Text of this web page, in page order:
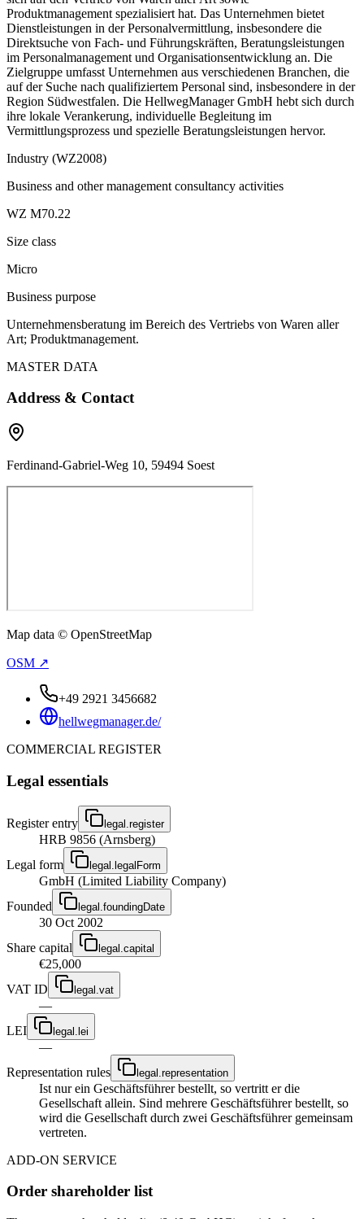
Produktmanagement spezialisiert hat. Das Unternehmen bietet
Dienstleistungen in der Personalvermittlung, insbesondere die
Direktsuche von Fach- und Führungskräften, Beratungsleistungen
im Personalmanagement und Organisationsentwicklung an. Die
Zielgruppe umfasst Unternehmen aus verschiedenen Branchen, die
auf der Suche nach qualifiziertem Personal sind, insbesondere in der
Region Südwestfalen. Die HellwegManager GmbH hebt sich durch
ihre lokale Verankerung, individuelle Begleitung im
Vermittlungsprozess und spezielle Beratungsleistungen hervor.
Industry (WZ2008)
Business and other management consultancy activities
WZ M70.22
Size class
Micro
Business purpose
Unternehmensberatung im Bereich des Vertriebs von Waren aller
Art; Produktmanagement.
MASTER DATA
Address & Contact
Ferdinand-Gabriel-Weg 10, 59494 Soest
Map data © OpenStreetMap
OSM ↗
+49 2921 3456682
hellwegmanager.de/
COMMERCIAL REGISTER
Legal essentials
Register entry legal.register
HRB 9856 (Arnsberg)
Legal form
legal.legalForm
GmbH (Limited Liability Company)
Founded
legal.foundingDate
30 Oct 2002
Share capital
legal.capital
€25,000
VAT ID
legal.vat
—
LEI
legal.lei
—
Representation rules
legal.representation
Ist nur ein Geschäftsführer bestellt, so vertritt er die
Gesellschaft allein. Sind mehrere Geschäftsführer bestellt, so
wird die Gesellschaft durch zwei Geschäftsführer gemeinsam
vertreten.
ADD-ON SERVICE
Order shareholder list